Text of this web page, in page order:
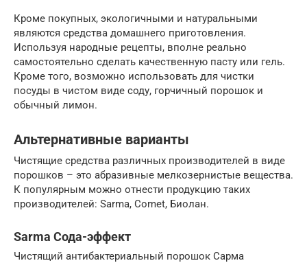
Кроме покупных, экологичными и натуральными
являются средства домашнего приготовления.
Используя народные рецепты, вполне реально
самостоятельно сделать качественную пасту или гель.
Кроме того, возможно использовать для чистки
посуды в чистом виде соду, горчичный порошок и
обычный лимон.
Альтернативные варианты
Чистящие средства различных производителей в виде
порошков – это абразивные мелкозернистые вещества.
К популярным можно отнести продукцию таких
производителей: Sarma, Comet, Биолан.
Sarma Сода-эффект
Чистящий антибактериальный порошок Сарма